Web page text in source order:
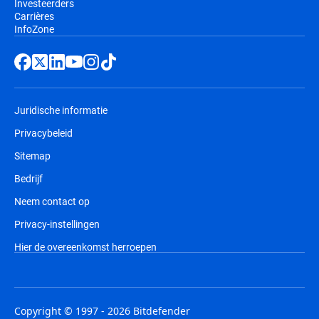
e-mail alvorens u de factuur krijgt, samen
met informatie over de prijzen en de
verlenging van de looptijd van uw
abonnement.
Investeerders
Carrières
InfoZone
Juridische informatie
Privacybeleid
Sitemap
Bedrijf
Neem contact op
Privacy-instellingen
Hier de overeenkomst herroepen
Copyright © 1997 - 2026 Bitdefender